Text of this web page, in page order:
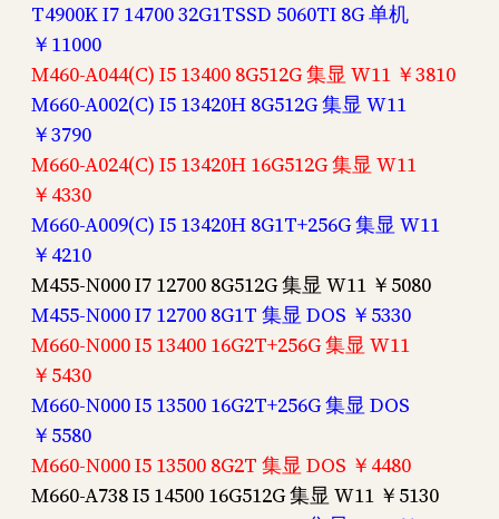
T4900K I7 14700 32G1TSSD 5060TI 8G 单机
￥11000
M460-A044(C) I5 13400 8G512G 集显 W11 ￥3810
M660-A002(C) I5 13420H 8G512G 集显 W11
￥3790
M660-A024(C) I5 13420H 16G512G 集显 W11
￥4330
M660-A009(C) I5 13420H 8G1T+256G 集显 W11
￥4210
M455-N000 I7 12700 8G512G 集显 W11 ￥5080
M455-N000 I7 12700 8G1T 集显 DOS ￥5330
M660-N000 I5 13400 16G2T+256G 集显 W11
￥5430
M660-N000 I5 13500 16G2T+256G 集显 DOS
￥5580
M660-N000 I5 13500 8G2T 集显 DOS ￥4480
M660-A738 I5 14500 16G512G 集显 W11 ￥5130